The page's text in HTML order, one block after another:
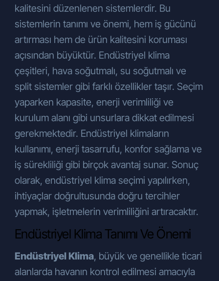
kalitesini düzenlenen sistemlerdir. Bu
sistemlerin tanımı ve önemi, hem iş gücünü
artırması hem de ürün kalitesini koruması
açısından büyüktür. Endüstriyel klima
çeşitleri, hava soğutmalı, su soğutmalı ve
split sistemler gibi farklı özellikler taşır. Seçim
yaparken kapasite, enerji verimliliği ve
kurulum alanı gibi unsurlara dikkat edilmesi
gerekmektedir. Endüstriyel klimaların
kullanımı, enerji tasarrufu, konfor sağlama ve
iş sürekliliği gibi birçok avantaj sunar. Sonuç
olarak, endüstriyel klima seçimi yapılırken,
ihtiyaçlar doğrultusunda doğru tercihler
yapmak, işletmelerin verimliliğini artıracaktır.
Endüstriyel Klima Tanımı Ve Önemi
Endüstriyel Klima, büyük ve genellikle ticari
alanlarda havanın kontrol edilmesi amacıyla
gerekli çalışmaların iş birimlerimiz
tarafından yapılması,
Şirketimiz tarafından sunulan ürün ve
hizmetlerin sizlerin beğeni, kullanım
alışkanlıkları ve ihtiyaçlarına göre
özelleştirilerek sizlere önerilmesi,
Şirketimizin ve Şirketimizle iş ilişkisi
içerisinde olan kişilerin hukuki ve ticari
güvenliğinin temini (Şirketimiz
tarafından yürütülen iletişime yönelik
idari operasyonlar, Şirkete ait
lokasyonların fiziksel güvenliğini ve
denetimini sağlamak, iş
ortağı/müşteri/tedarikçi (yetkili veya
çalışanları) değerlendirme süreçleri,
hukuki uyum süreci, mali işler vb.),
Şirketimizin ticari ve iş stratejilerinin
belirlenmesi ve uygulanması ile
politikalarının yürütülmesinin temini
amaçlarıylaiş ortaklarımıza,
tedarikçilerimize, hissedarlarımıza,
kanunen yetkili kamu kurumları ve